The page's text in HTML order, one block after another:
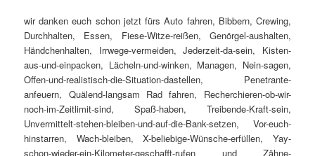
wir danken euch schon jetzt fürs Auto fahren, Bibbern, Crewing,
Durchhalten, Essen, Fiese-Witze-reißen, Genörgel-aushalten,
Händchenhalten, Irrwege-vermeiden, Jederzeit-da-sein, Kisten-
aus-und-einpacken, Lächeln-und-winken, Managen, Nein-sagen,
Offen-und-realistisch-die-Situation-dastellen, Penetrante-
anfeuern, Quälend-langsam Rad fahren, Recherchieren-ob-wir-
noch-im-Zeitlimit-sind, Spaß-haben, Treibende-Kraft-sein,
Unvermittelt-stehen-bleiben-und-auf-die-Bank-setzen, Vor-euch-
hinstarren, Wach-bleiben, X-beliebige-Wünsche-erfüllen, Yay-
schon-wieder-ein-Kilometer-geschafft-rufen und Zähne-